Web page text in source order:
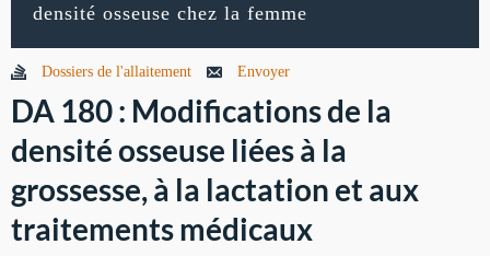
densité osseuse chez la femme
Dossiers de l'allaitement Envoyer
DA 180 : Modifications de la
densité osseuse liées à la
grossesse, à la lactation et aux
traitements médicaux